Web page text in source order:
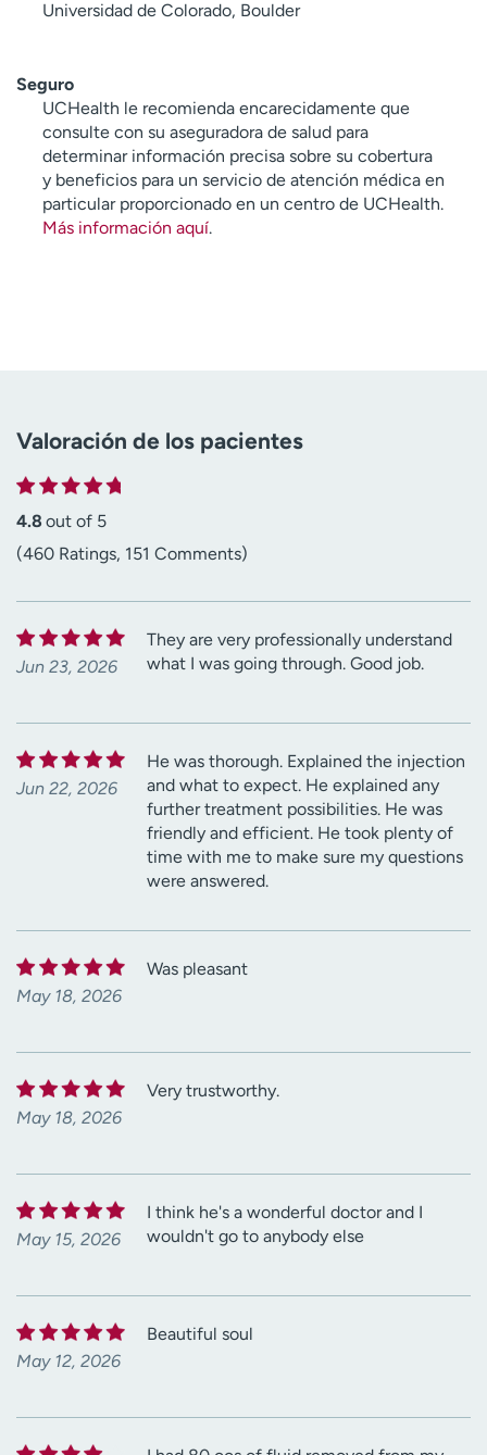
Universidad de Colorado, Boulder
Seguro
UCHealth le recomienda encarecidamente que
consulte con su aseguradora de salud para
determinar información precisa sobre su cobertura
y beneficios para un servicio de atención médica en
particular proporcionado en un centro de UCHealth.
Más información aquí.
Valoración de los pacientes
4.8 out of 5
(460 Ratings, 151 Comments)
Jun 23, 2026
They are very professionally understand
what I was going through. Good job.
Jun 22, 2026
He was thorough. Explained the injection
and what to expect. He explained any
further treatment possibilities. He was
friendly and efficient. He took plenty of
time with me to make sure my questions
were answered.
May 18, 2026
Was pleasant
May 18, 2026
Very trustworthy.
May 15, 2026
I think he's a wonderful doctor and I
wouldn't go to anybody else
May 12, 2026
Beautiful soul